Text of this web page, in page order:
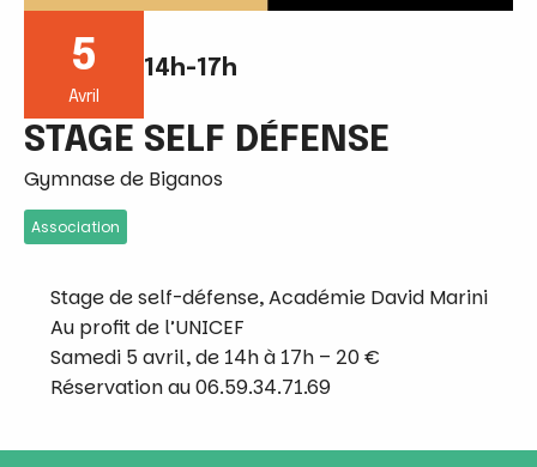
5
Avril
14h-17h
STAGE SELF DÉFENSE
Gymnase de Biganos
Association
Stage de self-défense, Académie David Marini
Au profit de l’UNICEF
Samedi 5 avril, de 14h à 17h – 20 €
Réservation au 06.59.34.71.69